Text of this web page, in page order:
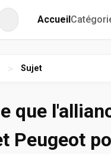
Accueil
> Sujet
que
Peugeot